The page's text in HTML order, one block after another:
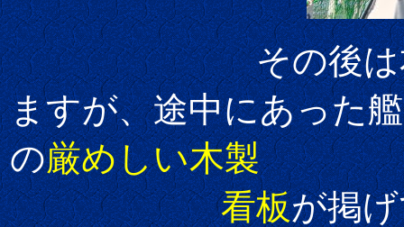
その後は右舷
ますが、途中にあった
の厳めしい木製
看板が掲